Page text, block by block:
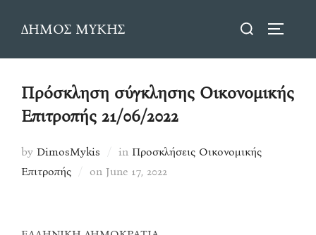
ΔΗΜΟΣ ΜΥΚΗΣ
Search
Πρόσκληση σύγκλησης Οικονομικής
Επιτροπής 21/06/2022
by DimosMykis in Προσκλήσεις Οικονομικής
Επιτροπής
on Posted
June 17, 2022